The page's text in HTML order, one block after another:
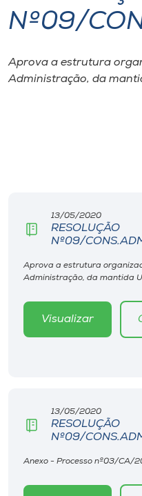
I.nova
Diplomados
Editora
Rádio
Museu
Nº09/
Aprova a estrutura
Administração, da
13/05/2020
RESOLUÇÃO
Nº09/
Aprova a estrutura
Administração, da mantida
Visualizar
13/05/2020
RESOLUÇÃO
Nº09/
Anexo - Processo nº03/CA/